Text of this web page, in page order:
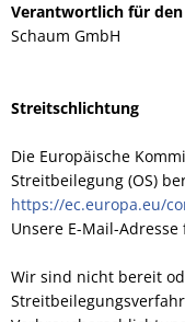
Verantwortlich für den
Schaum GmbH
Streitschlichtung
Die Europäische
Streitbeilegung (OS)
https://ec.europa.eu/
Unsere E-Mail-
Wir sind nicht bereit